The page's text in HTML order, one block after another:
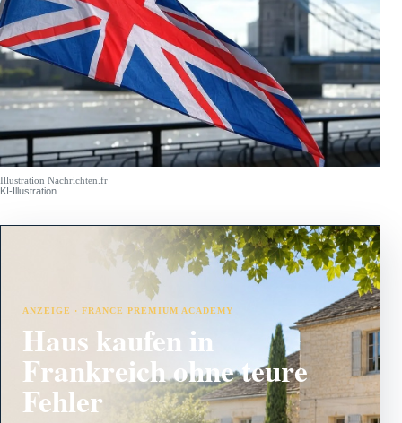
Illustration Nachrichten.fr
KI-Illustration
ANZEIGE · FRANCE PREMIUM ACADEMY
Haus kaufen in
Frankreich ohne teure
Fehler